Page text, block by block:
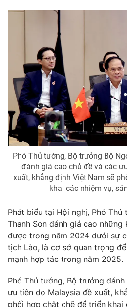
Phó Thủ tướng, Bộ trưởng Bộ
đánh giá cao chủ đề và các
xuất, khẳng định Việt Nam sẽ
khai các nhiệm vụ,
Phát biểu tại Hội nghị, Phó Thủ
Thanh Sơn đánh giá cao những
được trong năm 2024 dưới sự
tịch Lào, là cơ sở quan trọng
mạnh hợp tác trong năm 2025.
Phó Thủ tướng, Bộ trưởng
ưu tiên do Malaysia đề xuất,
phối hợp chặt chẽ để triển khai